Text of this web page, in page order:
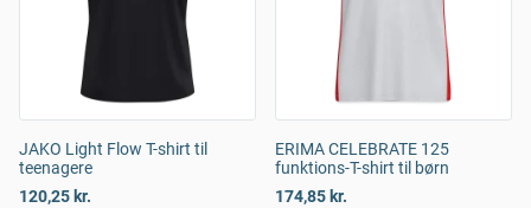
JAKO Light Flow T-shirt til
teenagere
120,25 kr.
ERIMA CELEBRATE 125
funktions-T-shirt til børn
174,85 kr.